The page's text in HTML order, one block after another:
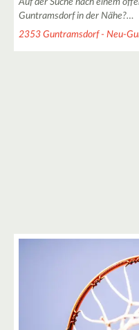
Guntramsdorf in der Nähe?…
2353 Guntramsdorf - Neu-